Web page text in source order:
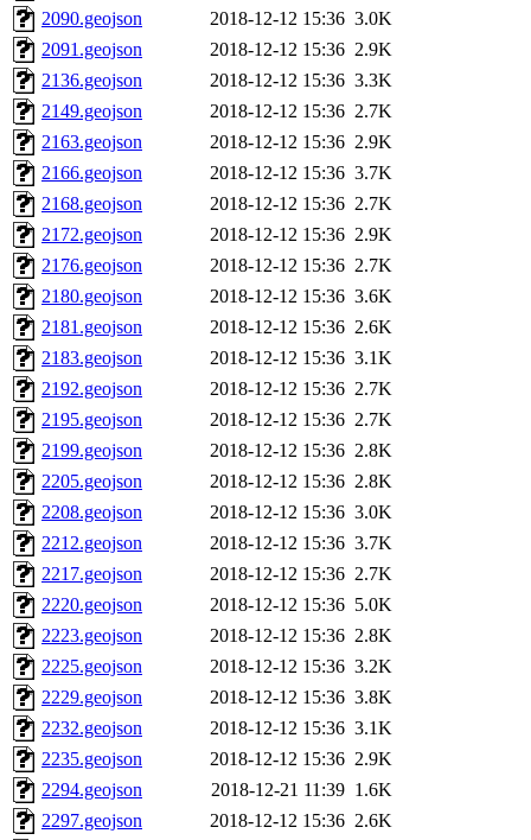
2090.geojson
2018-12-12 15:36 3.0K
2091.geojson
2018-12-12 15:36 2.9K
2136.geojson
2018-12-12 15:36 3.3K
2149.geojson
2018-12-12 15:36 2.7K
2163.geojson
2018-12-12 15:36 2.9K
2166.geojson
2018-12-12 15:36 3.7K
2168.geojson
2018-12-12 15:36 2.7K
2172.geojson
2018-12-12 15:36 2.9K
2176.geojson
2018-12-12 15:36 2.7K
2180.geojson
2018-12-12 15:36 3.6K
2181.geojson
2018-12-12 15:36 2.6K
2183.geojson
2018-12-12 15:36 3.1K
2192.geojson
2018-12-12 15:36 2.7K
2195.geojson
2018-12-12 15:36 2.7K
2199.geojson
2018-12-12 15:36 2.8K
2205.geojson
2018-12-12 15:36 2.8K
2208.geojson
2018-12-12 15:36 3.0K
2212.geojson
2018-12-12 15:36 3.7K
2217.geojson
2018-12-12 15:36 2.7K
2220.geojson
2018-12-12 15:36 5.0K
2223.geojson
2018-12-12 15:36 2.8K
2225.geojson
2018-12-12 15:36 3.2K
2229.geojson
2018-12-12 15:36 3.8K
2232.geojson
2018-12-12 15:36 3.1K
2235.geojson
2018-12-12 15:36 2.9K
2294.geojson
2018-12-21 11:39 1.6K
2297.geojson
2018-12-12 15:36 2.6K